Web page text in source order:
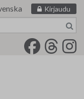
Kirjaudu